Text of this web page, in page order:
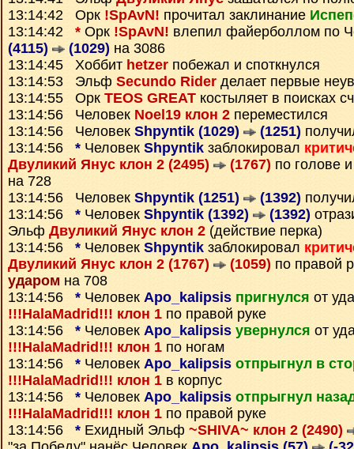
13:14:42 Орк !SpAvN! прочитал заклинание
13:14:42 * Орк !SpAvN! влепил файерболлом по
(4115)
(1029) на 3086
13:14:45 Хоббит hetzer побежал и споткнулся
13:14:53 Эльф Secundo Rider делает первые
13:14:55 Орк TEOS GREAT костыляет в поисках
13:14:56 Человек Noel19 клон 2 переместился
13:14:56 Человек Shpyntik (1029) (1251)
13:14:56 * Человек Shpyntik заблокировал
Двуликий Янус клон 2 (2495)
(1767) по голове
на 728
13:14:56 Человек Shpyntik (1251) (1392)
13:14:56 * Человек Shpyntik (1392) (1392)
Эльф Двуликий Янус клон 2 (действие перка)
13:14:56 * Человек Shpyntik заблокировал
Двуликий Янус клон 2 (1767)
(1059) по правой
ударом на 708
13:14:56 * Человек Apo_kalipsis пригнулся от
!!!HalaMadrid!!! клон 1 по правой руке
13:14:56 * Человек Apo_kalipsis увернулся от
!!!HalaMadrid!!! клон 1 по ногам
13:14:56 * Человек Apo_kalipsis отпрыгнул в
!!!HalaMadrid!!! клон 1 в корпус
13:14:56 * Человек Apo_kalipsis отпрыгнул
!!!HalaMadrid!!! клон 1 по правой руке
13:14:56 * Ехидный Эльф ~SHIVA~ клон 2 (2490)